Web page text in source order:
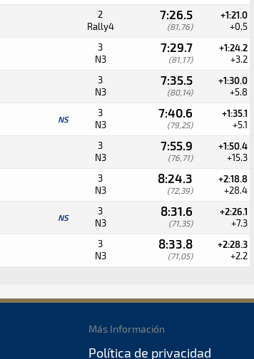
2
Rally4
7:26.5
(81,76)
+1:21.0
+0.5
3
N3
7:29.7
(81,17)
+1:24.2
+3.2
3
N3
7:35.5
(80,14)
+1:30.0
+5.8
NS
3
N3
7:40.6
(79,25)
+1:35.1
+5.1
3
N3
7:55.9
(76,71)
+1:50.4
+15.3
3
N3
8:24.3
(72,39)
+2:18.8
+28.4
NS
3
N3
8:31.6
(71,35)
+2:26.1
+7.3
3
N3
8:33.8
(71,05)
+2:28.3
+2.2
Más Información
Política de privacidad